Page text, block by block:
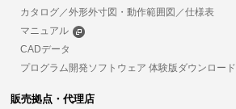
カタログ／外形外寸図・動作範囲図／仕様表
マニュアル
CADデータ
プログラム開発ソフトウェア 体験版ダウンロード
販売拠点・代理店